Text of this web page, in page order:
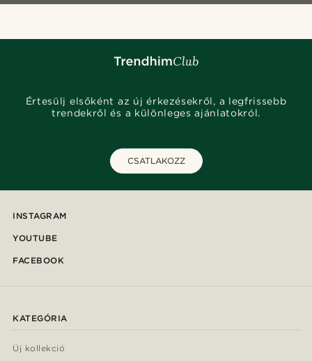
Értesülj elsőként az új érkezésekről, a legfrissebb
trendekről és a különleges ajánlatokról.
CSATLAKOZZ
INSTAGRAM
YOUTUBE
FACEBOOK
KATEGÓRIA
Új kollekció